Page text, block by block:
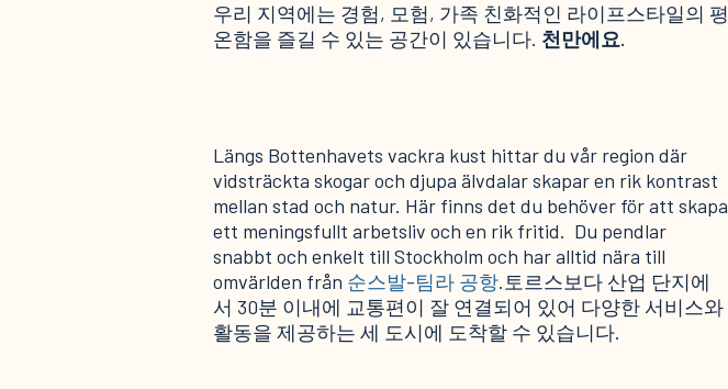
우리 지역에는 경험, 모험, 가족 친화적인 라이프스타일의 평
온함을 즐길 수 있는 공간이 있습니다. 천만에요.
Längs Bottenhavets vackra kust hittar du vår region där
vidsträckta skogar och djupa älvdalar skapar en rik kontrast
mellan stad och natur. Här finns det du behöver för att skapa
ett meningsfullt arbetsliv och en rik fritid. Du pendlar
snabbt och enkelt till Stockholm och har alltid nära till
omvärlden från 순스발-팀라 공항.토르스보다 산업 단지에
서 30분 이내에 교통편이 잘 연결되어 있어 다양한 서비스와
활동을 제공하는 세 도시에 도착할 수 있습니다.